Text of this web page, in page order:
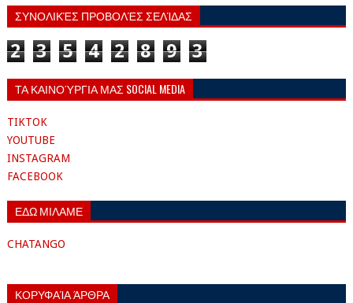
ΣΥΝΟΛΙΚΈΣ ΠΡΟΒΟΛΈΣ ΣΕΛΊΔΑΣ
2 3 5 4 2 8 9 3
ΤΑ ΚΑΙΝΟΎΡΓΙΑ ΜΑΣ SOCIAL MEDIA
TIKTOK
YOUTUBE
INSTAGRAM
FACEBOOK
ΕΔΩ ΜΙΛΑΜΕ
CHATANGO
ΚΟΡΥΦΑΊΑ ΆΡΘΡΑ